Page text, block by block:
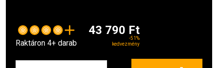
Raktáron 4+ darab
43 790 Ft
-51%
kedvezmény